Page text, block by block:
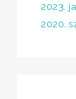
2023.
2020.